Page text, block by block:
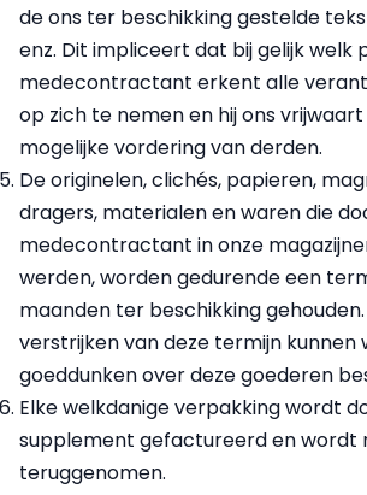
de ons ter beschikking gestelde
enz. Dit impliceert dat bij gelijk welk
medecontractant erkent alle
op zich te nemen en hij ons vrijwaart
mogelijke vordering van derden.
De originelen, clichés, papieren,
dragers, materialen en waren die
medecontractant in onze
werden, worden gedurende een
maanden ter beschikking
verstrijken van deze termijn kunnen
goeddunken over deze goederen
Elke welkdanige verpakking wordt
supplement gefactureerd en wordt
teruggenomen.